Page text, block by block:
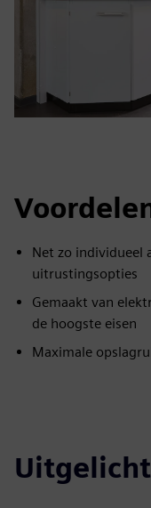
Net zo individueel
uitrustingsopties
Gemaakt van
de hoogste eisen
Maximale